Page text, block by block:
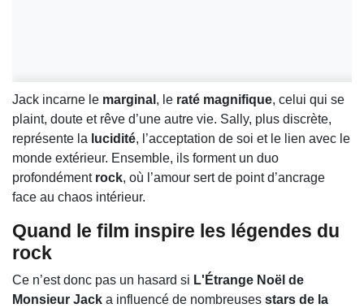
Jack incarne le marginal , le raté magnifique, celui qui se
plaint, doute et rêve d’une autre vie. Sally, plus discrète,
représente la lucidité, l’acceptation de soi et le lien avec le
monde extérieur. Ensemble, ils forment un duo
profondément rock, où l’amour sert de point d’ancrage
face au chaos intérieur.
Quand le film inspire les légendes du
rock
Ce n’est donc pas un hasard si L'Étrange Noël de
Monsieur Jack a influencé de nombreuses stars de la